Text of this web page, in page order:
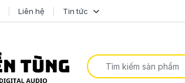
Liên hệ Tin tức